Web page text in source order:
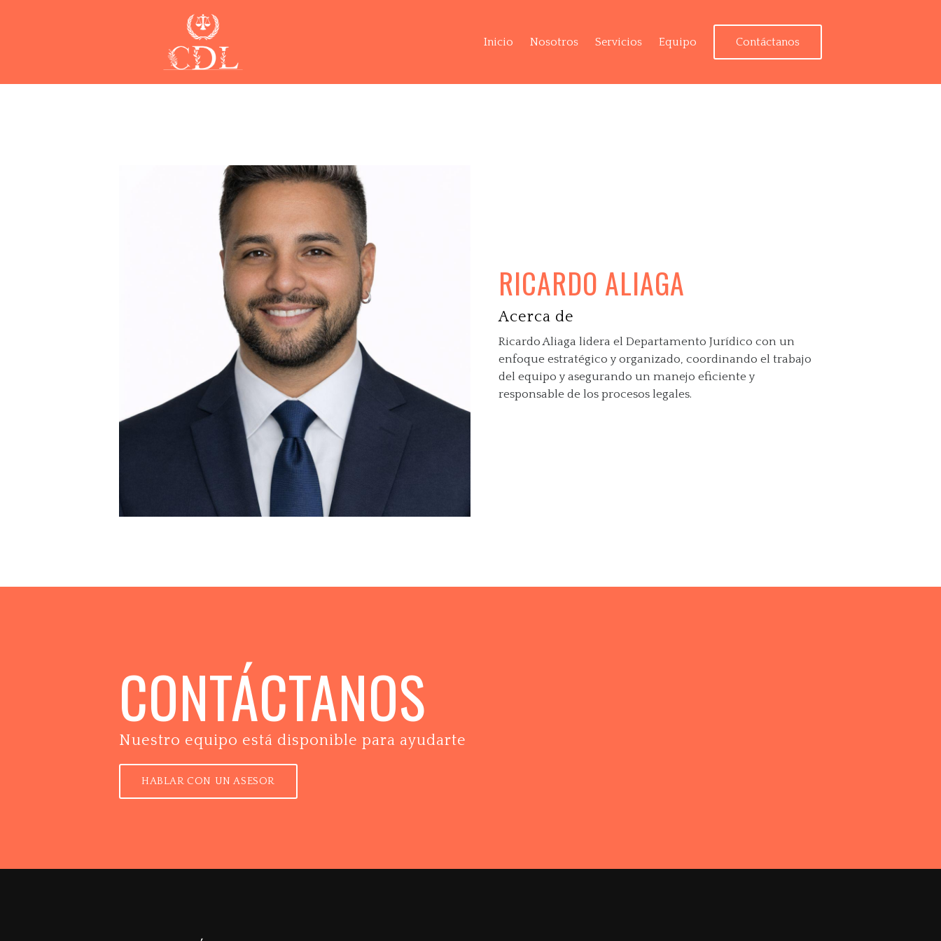
Inicio Nosotros Servicios Equipo Contáctanos
RICARDO ALIAGA
Acerca de
Ricardo Aliaga lidera el Departamento Jurídico con un
enfoque estratégico y organizado, coordinando el trabajo
del equipo y asegurando un manejo eficiente y
responsable de los procesos legales.
CONTÁCTANOS
Nuestro equipo está disponible para ayudarte
HABLAR CON UN ASESOR